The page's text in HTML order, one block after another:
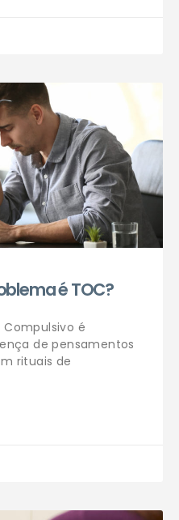
é TOC?
Compulsivo é
de pensamentos
rituais de